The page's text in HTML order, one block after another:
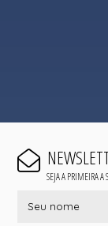
QUEM SOMOS